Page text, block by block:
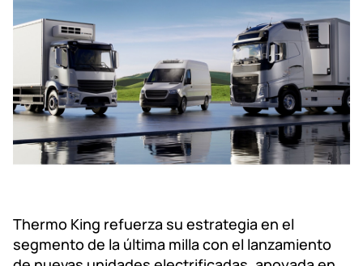
Thermo King refuerza su estrategia en el
segmento de la última milla con el lanzamiento